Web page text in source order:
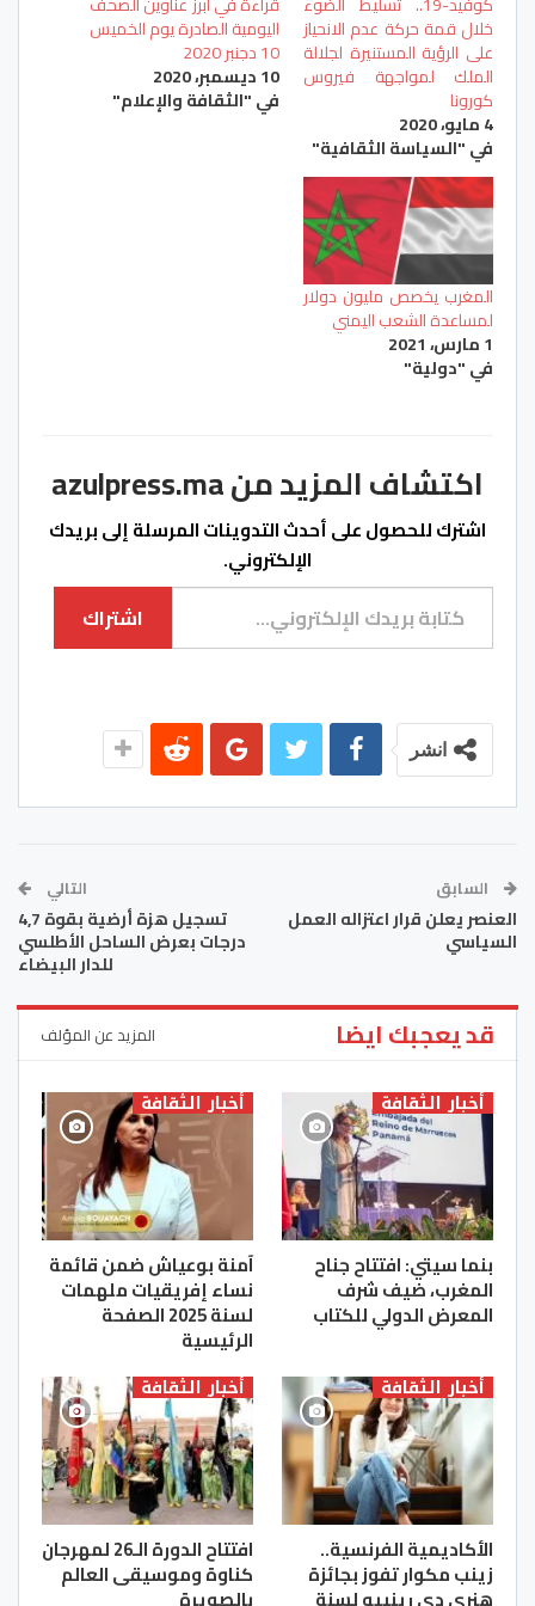
خلال قمة حركة عدم الانحياز
على الرؤية المستنيرة لجلالة
الملك لمواجهة فيروس
كورونا
4 مايو، 2020
في "السياسة الثقافية"
اليومية الصادرة يوم الخميس
10 دجنبر 2020
10 ديسمبر، 2020
في "الثقافة والإعلام"
المغرب يخصص مليون دولار
لمساعدة الشعب اليمني
1 مارس، 2021
في "دولية"
اكتشاف المزيد من azulpress.ma
اشترك للحصول على أحدث التدوينات المرسلة إلى بريدك
الإلكتروني.
كتابة بريدك الإلكتروني...
اشتراك
انشر
السابق
العنصر يعلن قرار اعتزاله العمل
السياسي
التالي
تسجيل هزة أرضية بقوة 4,7
درجات بعرض الساحل الأطلسي
للدار البيضاء
قد يعجبك ايضا المزيد عن المؤلف
أخبار الثقافة
بنما سيتي: افتتاح جناح
المغرب، ضيف شرف
المعرض الدولي للكتاب
أخبار الثقافة
آمنة بوعياش ضمن قائمة
نساء إفريقيات ملهمات
لسنة 2025 الصفحة
الرئيسية
أخبار الثقافة
الأكاديمية الفرنسية..
زينب مكوار تفوز بجائزة
أخبار الثقافة
افتتاح الدورة الـ26 لمهرجان
كناوة وموسيقى العالم